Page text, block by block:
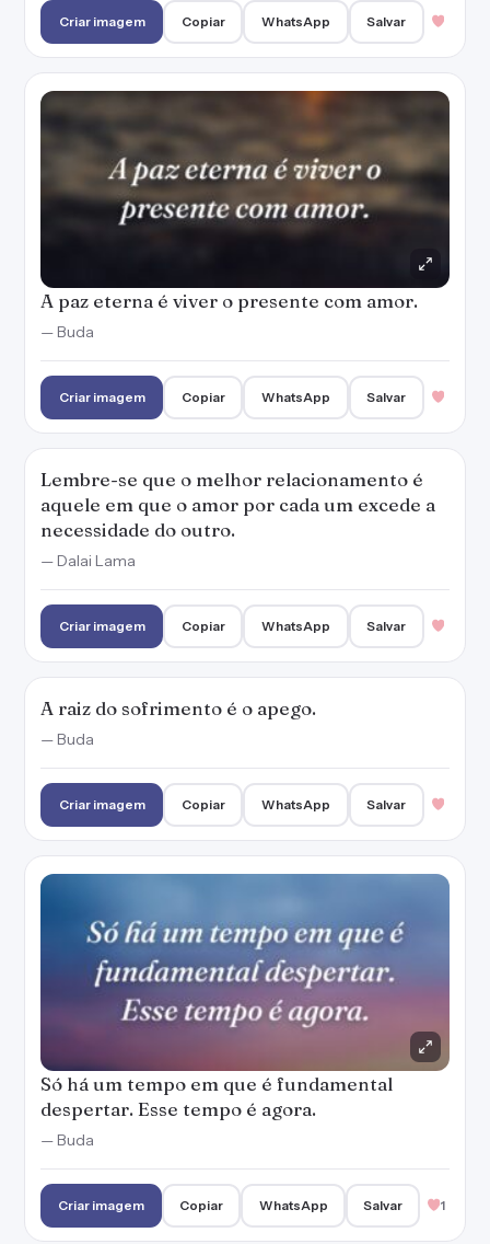
Criar imagem Copiar WhatsApp Salvar
A paz eterna é viver o presente com amor.
— Buda
Criar imagem Copiar WhatsApp Salvar
Lembre-se que o melhor relacionamento é
aquele em que o amor por cada um excede a
necessidade do outro.
— Dalai Lama
Criar imagem Copiar WhatsApp Salvar
A raiz do sofrimento é o apego.
— Buda
Criar imagem Copiar WhatsApp Salvar
Só há um tempo em que é fundamental
despertar. Esse tempo é agora.
— Buda
Criar imagem Copiar WhatsApp Salvar 1